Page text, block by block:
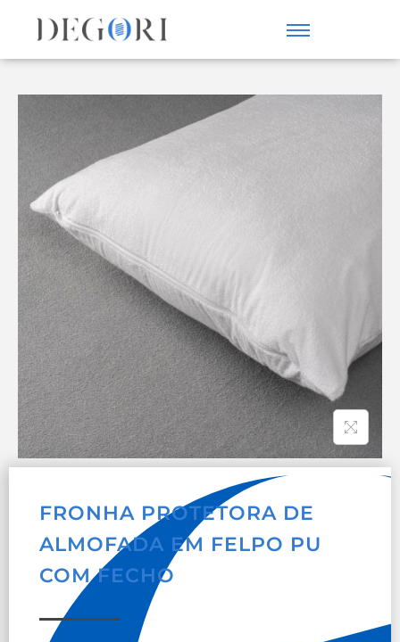
FRONHA PROTETORA DE
ALMOFADA EM FELPO PU
COM FECHO